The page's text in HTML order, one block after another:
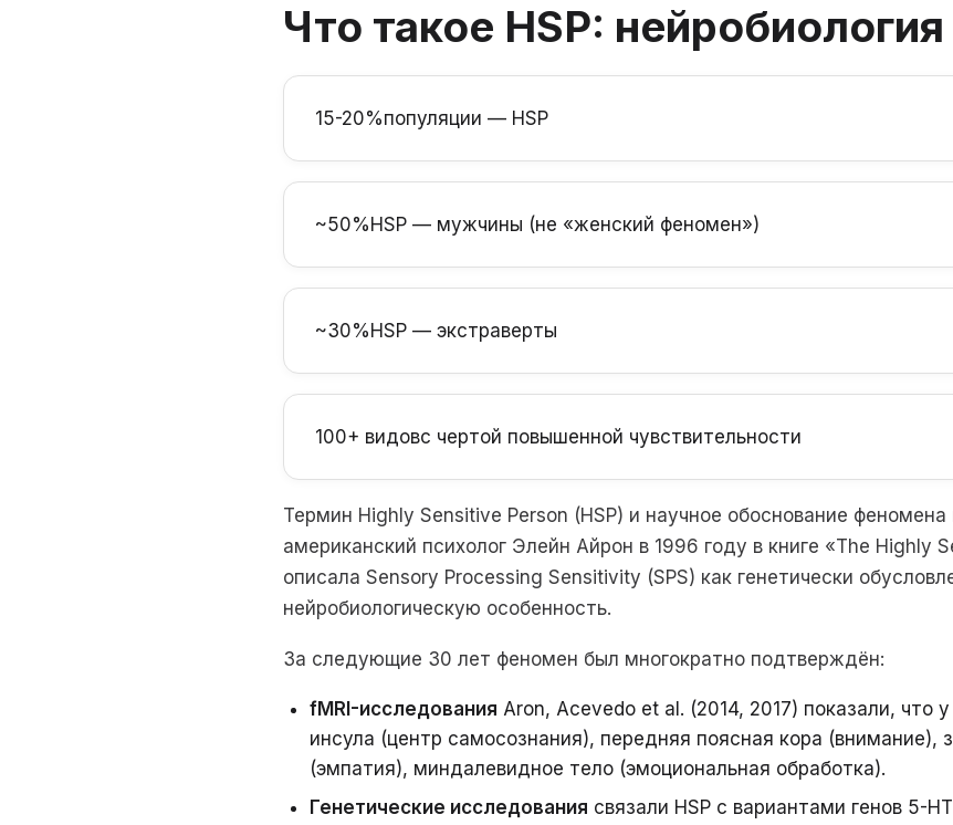
Что такое HSP: нейробиология
15-20%популяции — HSP
~50% HSP — мужчины (не «женский феномен»)
~30% HSP — экстраверты
100+ видовс чертой повышенной чувствительности
Термин Highly Sensitive Person (HSP) и научное обоснование феномена
американский психолог Элейн Айрон в 1996 году в книге «The Highly
описала Sensory Processing Sensitivity (SPS) как генетически
нейробиологическую особенность.
За следующие 30 лет феномен был многократно подтверждён:
fMRI-исследования Aron, Acevedo et al. (2014, 2017) показали, что
инсула (центр самосознания), передняя поясная кора (внимание),
(эмпатия), миндалевидное тело (эмоциональная обработка).
Генетические исследования связали HSP с вариантами генов 5-